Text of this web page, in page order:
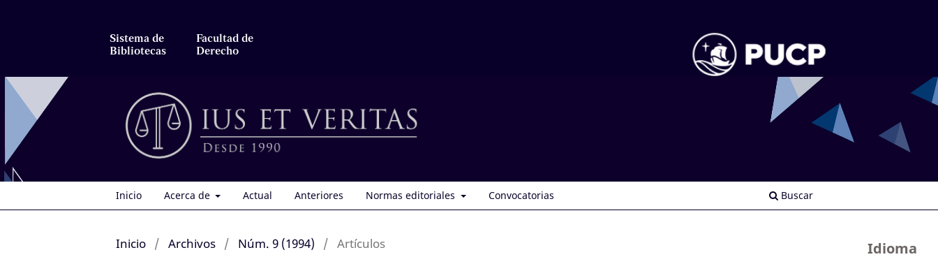
Sistema de
Bibliotecas
Facultad de
Derecho
Inicio Acerca de Actual Anteriores Normas editoriales Convocatorias Buscar
Inicio / Archivos / Núm. 9 (1994) / Artículos Idioma